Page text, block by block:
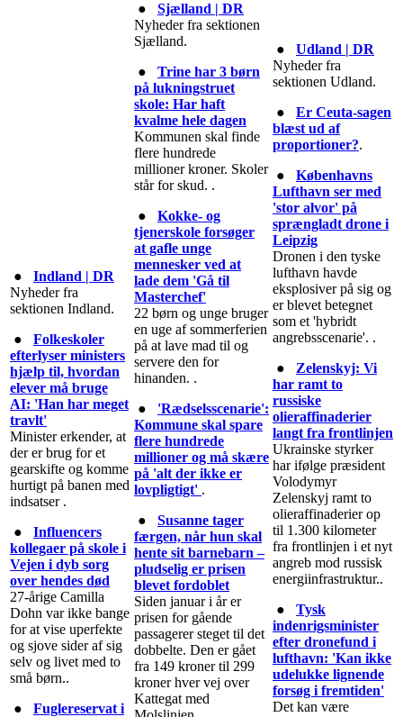
● Indland | DR
Nyheder fra
sektionen Indland.
● Folkeskoler
efterlyser ministers
hjælp til, hvordan
elever må bruge
AI: 'Han har meget
travlt'
Minister erkender, at
der er brug for et
gearskifte og komme
hurtigt på banen med
indsatser .
● Influencers
kollegaer på skole i
Vejen i dyb sorg
over hendes død
27-årige Camilla
Dohn var ikke bange
for at vise uperfekte
og sjove sider af sig
selv og livet med to
små børn..
● Fuglereservat i
● Sjælland | DR
Nyheder fra sektionen
Sjælland.
● Trine har 3 børn
på lukningstruet
skole: Har haft
kvalme hele dagen
Kommunen skal finde
flere hundrede
millioner kroner. Skoler
står for skud. .
● Kokke- og
tjenerskole forsøger
at gafle unge
mennesker ved at
lade dem 'Gå til
Masterchef'
22 børn og unge bruger
en uge af sommerferien
på at lave mad til og
servere den for
hinanden. .
● 'Rædselsscenarie':
Kommune skal spare
flere hundrede
millioner og må skære
på 'alt der ikke er
lovpligtigt' .
● Susanne tager
færgen, når hun skal
hente sit barnebarn –
pludselig er prisen
blevet fordoblet
Siden januar i år er
prisen for gående
passagerer steget til det
dobbelte. Den er gået
fra 149 kroner til 299
kroner hver vej over
Kattegat med
● Udland | DR
Nyheder fra
sektionen Udland.
● Er Ceuta-sagen
blæst ud af
proportioner?.
● Københavns
Lufthavn ser med
'stor alvor' på
sprængladt drone i
Leipzig
Dronen i den tyske
lufthavn havde
eksplosiver på sig og
er blevet betegnet
som et 'hybridt
angrebsscenarie'. .
● Zelenskyj: Vi
har ramt to
russiske
olieraffinaderier
langt fra frontlinjen
Ukrainske styrker
har ifølge præsident
Volodymyr
Zelenskyj ramt to
olieraffinaderier op
til 1.300 kilometer
fra frontlinjen i et nyt
angreb mod russisk
energiinfrastruktur..
● Tysk
indenrigsminister
efter dronefund i
lufthavn: 'Kan ikke
udelukke lignende
forsøg i fremtiden'
Det kan være